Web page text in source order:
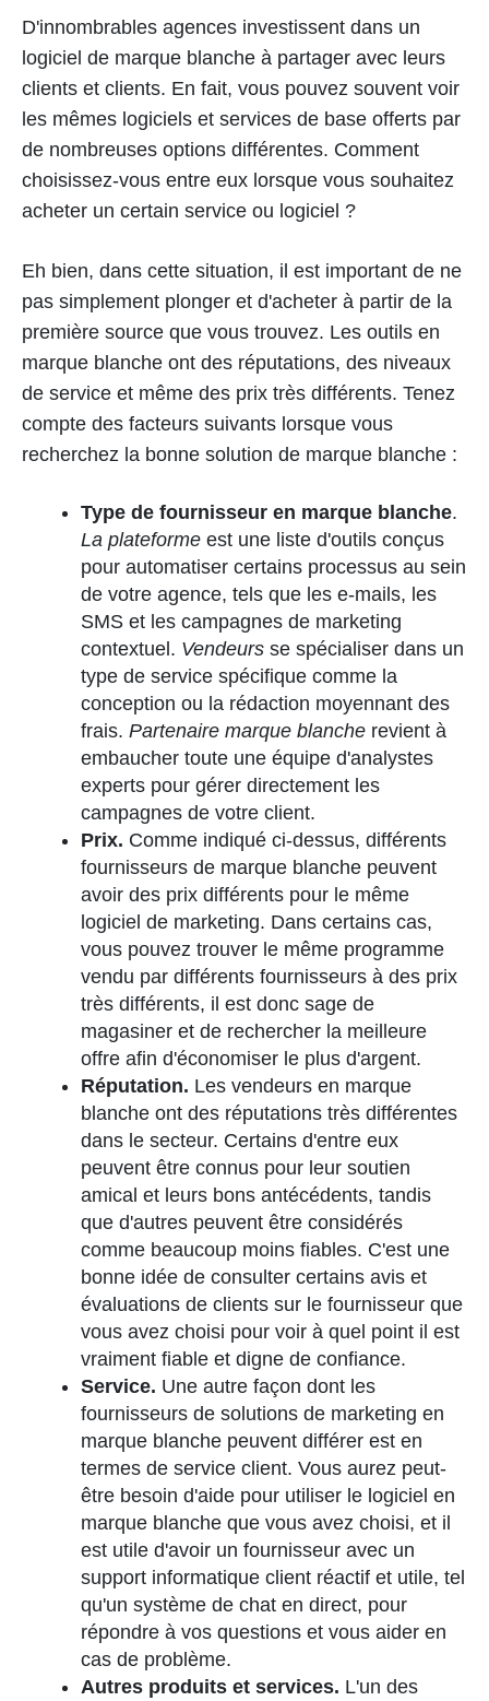
D'innombrables agences investissent dans un
logiciel de marque blanche à partager avec leurs
clients et clients. En fait, vous pouvez souvent voir
les mêmes logiciels et services de base offerts par
de nombreuses options différentes. Comment
choisissez-vous entre eux lorsque vous souhaitez
acheter un certain service ou logiciel ?
Eh bien, dans cette situation, il est important de ne
pas simplement plonger et d'acheter à partir de la
première source que vous trouvez. Les outils en
marque blanche ont des réputations, des niveaux
de service et même des prix très différents. Tenez
compte des facteurs suivants lorsque vous
recherchez la bonne solution de marque blanche :
Type de fournisseur en marque blanche.
La plateforme est une liste d'outils conçus
pour automatiser certains processus au sein
de votre agence, tels que les e-mails, les
SMS et les campagnes de marketing
contextuel. Vendeurs se spécialiser dans un
type de service spécifique comme la
conception ou la rédaction moyennant des
frais. Partenaire marque blanche revient à
embaucher toute une équipe d'analystes
experts pour gérer directement les
campagnes de votre client.
Prix. Comme indiqué ci-dessus, différents
fournisseurs de marque blanche peuvent
avoir des prix différents pour le même
logiciel de marketing. Dans certains cas,
vous pouvez trouver le même programme
vendu par différents fournisseurs à des prix
très différents, il est donc sage de
magasiner et de rechercher la meilleure
offre afin d'économiser le plus d'argent.
Réputation. Les vendeurs en marque
blanche ont des réputations très différentes
dans le secteur. Certains d'entre eux
peuvent être connus pour leur soutien
amical et leurs bons antécédents, tandis
que d'autres peuvent être considérés
comme beaucoup moins fiables. C'est une
bonne idée de consulter certains avis et
évaluations de clients sur le fournisseur que
vous avez choisi pour voir à quel point il est
vraiment fiable et digne de confiance.
Service. Une autre façon dont les
fournisseurs de solutions de marketing en
marque blanche peuvent différer est en
termes de service client. Vous aurez peut-
être besoin d'aide pour utiliser le logiciel en
marque blanche que vous avez choisi, et il
est utile d'avoir un fournisseur avec un
support informatique client réactif et utile, tel
qu'un système de chat en direct, pour
répondre à vos questions et vous aider en
cas de problème.
Autres produits et services. L'un des